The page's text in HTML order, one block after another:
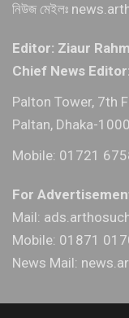
নিউজ মেইলঃ
Editor: Ziaur
Chief News
Palton Tower, 7th
Paltan, Dhaka-
Mobile: 01721
For
Mail:
Mobile: 01871
News Mail: